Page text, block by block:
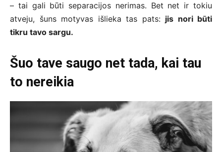
– tai gali būti separacijos nerimas. Bet net ir tokiu
atveju, šuns motyvas išlieka tas pats: jis nori būti
tikru tavo sargu.
Šuo tave saugo net tada, kai tau
to nereikia